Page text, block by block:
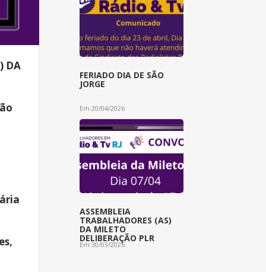
DA
FERIADO DIA DE SÃO
JORGE
Em 20/04/2026
ASSEMBLEIA
TRABALHADORES (AS)
DA MILETO
DELIBERAÇÃO PLR
Em 30/03/2026